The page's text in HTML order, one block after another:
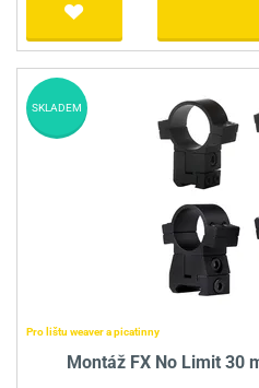
Pro lištu weaver a picatinny
Montáž FX No Limit 30
SKLADEM